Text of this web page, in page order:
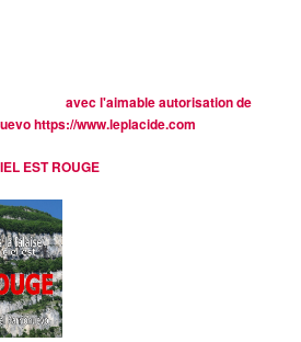
avec l'aimable autorisation de
https://www.leplacide.com
EST ROUGE